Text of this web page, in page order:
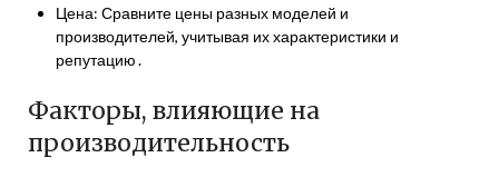
Цена: Сравните цены разных моделей и
производителей, учитывая их характеристики и
репутацию․
Факторы, влияющие на
производительность